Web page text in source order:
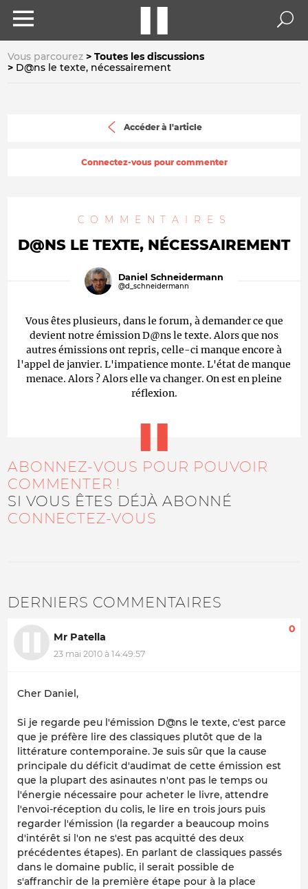
Vous parcourez
Toutes les discussions
D@ns le texte, nécessairement
Accéder à l'article
Connectez-vous pour commenter
COMMENTAIRES
D@NS LE TEXTE, NÉCESSAIREMENT
Daniel Schneidermann
@d_schneidermann
Vous êtes plusieurs, dans le forum, à demander ce que
devient notre émission D@ns le texte. Alors que nos
autres émissions ont repris, celle-ci manque encore à
l'appel de janvier. L'impatience monte. L'état de manque
menace. Alors ? Alors elle va changer. On est en pleine
réflexion.
ABONNEZ-VOUS POUR POUVOIR
COMMENTER !
SI VOUS ÊTES DÉJÀ ABONNÉ
CONNECTEZ-VOUS
DERNIERS COMMENTAIRES
Mr Patella
23 mai 2010 à 14:49:57
0
Cher Daniel,
Si je regarde peu l'émission D@ns le texte, c'est parce
que je préfère lire des classiques plutôt que de la
littérature contemporaine. Je suis sûr que la cause
principale du déficit d'audimat de cette émission est
que la plupart des asinautes n'ont pas le temps ou
l'énergie nécessaire pour acheter le livre, attendre
l'envoi-réception du colis, le lire en trois jours puis
regarder l'émission (la regarder a beaucoup moins
d'intérêt si l'on ne s'est pas acquitté des deux
précédentes étapes). En parlant de classiques passés
dans le domaine public, il serait possible de
s'affranchir de la première étape pour à la place